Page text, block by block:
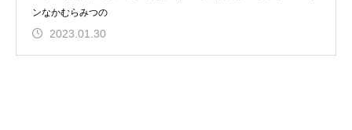
ンなかむらみつの
2023.01.30